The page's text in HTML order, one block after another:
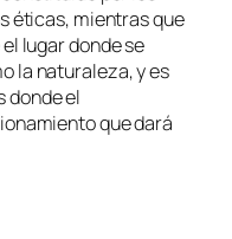
éticas, mientras que
lugar donde se
la naturaleza, y es
donde el
que dará